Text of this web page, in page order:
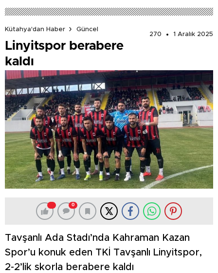
Kütahya'dan Haber
Güncel
270
1 Aralık 2025
Linyitspor berabere
kaldı
0
Tavşanlı Ada Stadı’nda Kahraman Kazan
Spor’u konuk eden TKİ Tavşanlı Linyitspor,
2-2’lik skorla berabere kaldı